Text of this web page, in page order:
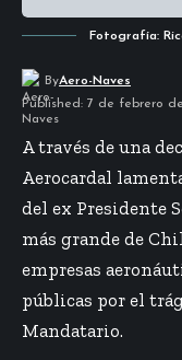
Fotografía:
ByAero-Naves
Published: 7 de febrero
A través de una
Aerocardal
del ex Presidente
más grande de
empresas
públicas por el
Mandatario.